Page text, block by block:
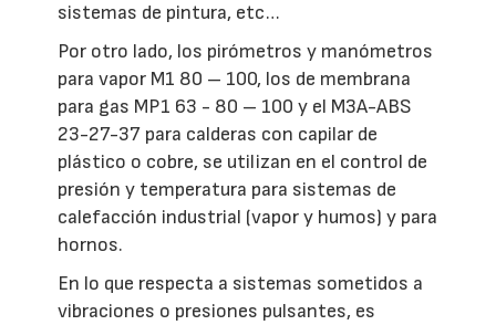
sistemas de pintura, etc…
Por otro lado, los pirómetros y manómetros
para vapor M1 80 – 100, los de membrana
para gas MP1 63 - 80 – 100 y el M3A-ABS
23-27-37 para calderas con capilar de
plástico o cobre, se utilizan en el control de
presión y temperatura para sistemas de
calefacción industrial (vapor y humos) y para
hornos.
En lo que respecta a sistemas sometidos a
vibraciones o presiones pulsantes, es